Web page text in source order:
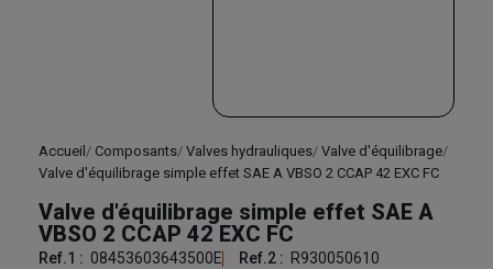
Accueil Composants Valves hydrauliques Valve d'équilibrage
Valve d'équilibrage simple effet SAE A VBSO 2 CCAP 42 EXC FC
Valve d'équilibrage simple effet SAE A
VBSO 2 CCAP 42 EXC FC
Ref.1 : 08453603643500E Ref.2 : R930050610